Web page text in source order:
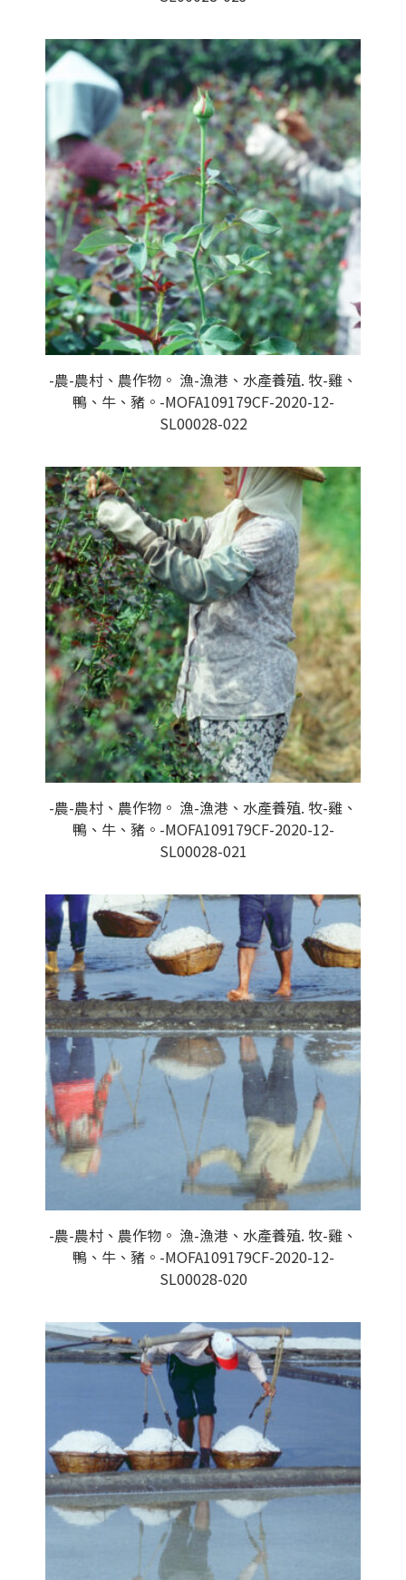
-農-農村、農作物。 漁-漁港、水產養殖. 牧-雞、
鴨、牛、豬。-MOFA109179CF-2020-12-
SL00028-022
-農-農村、農作物。 漁-漁港、水產養殖. 牧-雞、
鴨、牛、豬。-MOFA109179CF-2020-12-
SL00028-021
-農-農村、農作物。 漁-漁港、水產養殖. 牧-雞、
鴨、牛、豬。-MOFA109179CF-2020-12-
SL00028-020